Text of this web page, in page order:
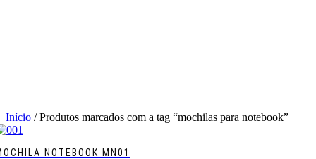
Início / Produtos marcados com a tag “mochilas para notebook”
NOTEBOOK MN01